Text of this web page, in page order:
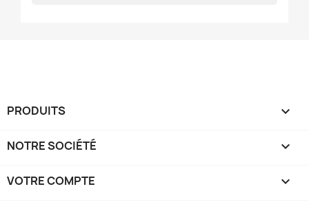
PRODUITS 
NOTRE SOCIÉTÉ 
VOTRE COMPTE 